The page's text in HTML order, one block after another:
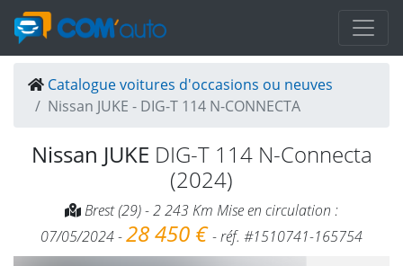
Catalogue voitures d'occasions ou neuves
Nissan JUKE - DIG-T 114 N-CONNECTA
Nissan JUKE DIG-T 114 N-Connecta
(2024)
Brest (29) - 2 243 Km Mise en circulation :
07/05/2024 -28 450 €- réf. #1510741-165754